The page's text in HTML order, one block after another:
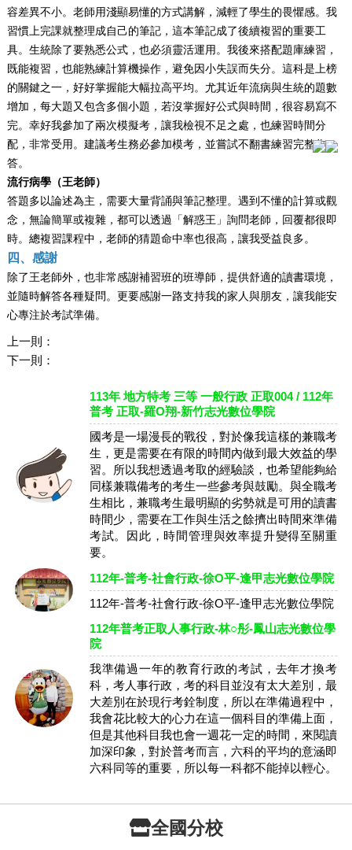
容差異不小。老師用淺顯易懂的方式講解，減輕了學生的畏懼感。我
習慣上完課就整理成自己的筆記，這本筆記成了後續複習的重要工
具。生統除了要熟悉公式，也必須靈活運用。我後來搭配題庫練習，
既能複習，也能熟練計算機操作，避免因小失誤而失分。這科是上榜
的關鍵之一，好好掌握能大幅拉高平均。尤其近年流病與生統的題數
增加，每大題又包含多個小題，若沒掌握好公式與時間，很容易寫不
完。幸好我參加了兩次模擬考，讓我檢視不足之處，也練習時間分
配，非常受用。建議考生務必參加模考，並嘗試不翻書練習完整作
答。
流行病學（王老師）
答題多以論述為主，需要大量背誦與筆記整理。遇到不懂的計算或觀
念，無論簡單或複雜，都可以透過「解惑王」詢問老師，回覆都很即
時。總複習課程中，老師的猜題命中率也很高，讓我受益良多。
四、感謝
除了王老師外，也非常感謝補習班的班導師，提供舒適的讀書環境，
並隨時解答各種疑問。更要感謝一路支持我的家人與朋友，讓我能安
心專注於考試準備。
上一則：
下一則：
113年 地方特考 三等 一般行政 正取004 / 112年
普考 正取-羅O翔-新竹志光數位學院
國考是一場漫長的戰役，對於像我這樣的兼職考
生，更是需要在有限的時間內做到最大效益的學
習。所以我想透過考取的經驗談，也希望能夠給
同樣兼職備考的考生一些參考與鼓勵。與全職考
生相比，兼職考生最明顯的劣勢就是可用的讀書
時間少，需要在工作與生活之餘擠出時間來準備
考試。因此，時間管理與效率提升變得至關重
要。
112年-普考-社會行政-徐O平-逢甲志光數位學院
112年-普考-社會行政-徐O平-逢甲志光數位學院
112年普考正取人事行政-林○彤-鳳山志光數位學
院
我準備過一年的教育行政的考試，去年才換考
科，考人事行政，考的科目並沒有太大差別，最
大差別在於現行考銓制度，所以在準備過程中，
我會花比較大的心力在這一個科目的準備上面，
但是其他科目我也會一週花一定的時間，來閱讀
加深印象，對於普考而言，六科的平均的意涵即
六科同等的重要，所以每一科都不能掉以輕心。
全國分校